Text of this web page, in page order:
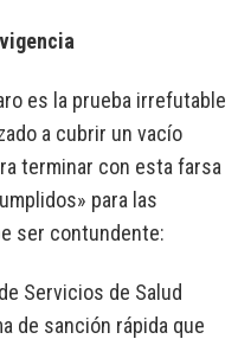
es la prueba irrefutable
a cubrir un vacío
terminar con esta farsa
para las
ser contundente:
Servicios de Salud
de sanción rápida que